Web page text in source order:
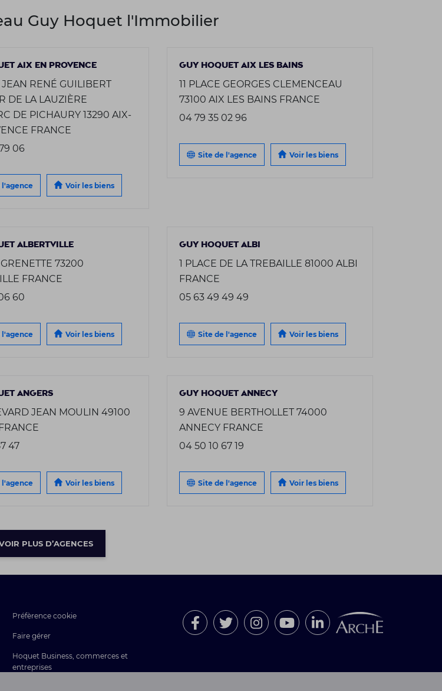
Guy Hoquet l'Immobilier
AIX EN PROVENCE
RENÉ GUILIBERT
DE LA LAUZIÈRE
DE PICHAURY 13290 AIX-
FRANCE
06
l'agence Voir les biens
GUY HOQUET AIX LES BAINS
11 PLACE GEORGES CLEMENCEAU
73100 AIX LES BAINS FRANCE
04 79 35 02 96
Site de l'agence Voir les biens
ALBERTVILLE
73200
FRANCE
60
l'agence Voir les biens
GUY HOQUET ALBI
1 PLACE DE LA TREBAILLE 81000 ALBI
FRANCE
05 63 49 49 49
Site de l'agence Voir les biens
ANGERS
JEAN MOULIN 49100
47
l'agence Voir les biens
GUY HOQUET ANNECY
9 AVENUE BERTHOLLET 74000
ANNECY FRANCE
04 50 10 67 19
Site de l'agence Voir les biens
PLUS D’AGENCES
Préfèrence cookie
Faire gérer
Hoquet Business, commerces et
entreprises